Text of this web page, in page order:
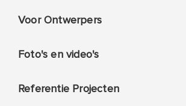
Voor Ontwerpers
Foto's en video's
Referentie Projecten